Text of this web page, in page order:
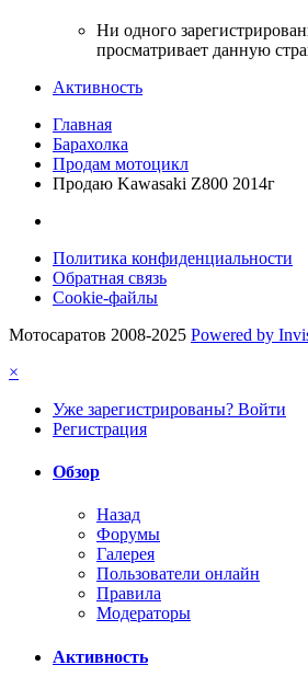
Ни одного
просматривает данную
Активность
Главная
Барахолка
Продам мотоцикл
Продаю Kawasaki Z800 2014г
Политика конфиденциальности
Обратная связь
Cookie-файлы
Мотосаратов 2008-2025 Powered by
×
Уже зарегистрированы? Войти
Регистрация
Обзор
Назад
Форумы
Галерея
Пользователи онлайн
Правила
Модераторы
Активность